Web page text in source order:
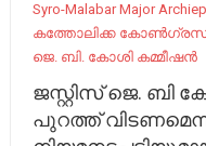
Syro-Malabar Major
കത്തോലിക്ക
ജെ. ബി. കോശി കമ്മീഷൻ
ജസ്റ്റിസ് ജെ. ബി
പുറത്ത്